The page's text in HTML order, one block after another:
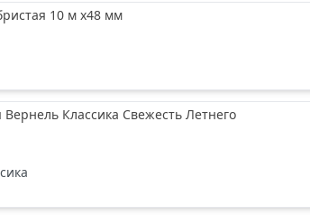
10 м х48 мм
Классика Свежесть Летнего